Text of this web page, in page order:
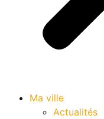
Ma ville
Actualités